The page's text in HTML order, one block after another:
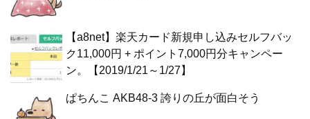
【a8net】楽天カード新規申し込みセルフバッ
ク11,000円 + ポイント7,000円分キャンペー
ン。【2019/1/21～1/27】
ぱちんこ AKB48-3 誇りの丘が面白そう